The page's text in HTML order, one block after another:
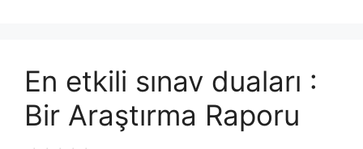
En etkili sınav duaları :
Bir Araştırma Raporu